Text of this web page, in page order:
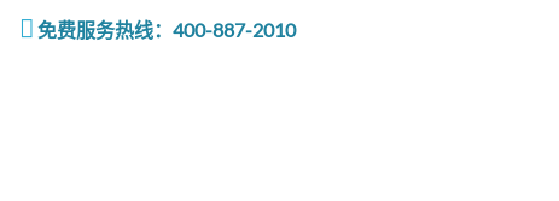
免费服务热线：400-887-2010